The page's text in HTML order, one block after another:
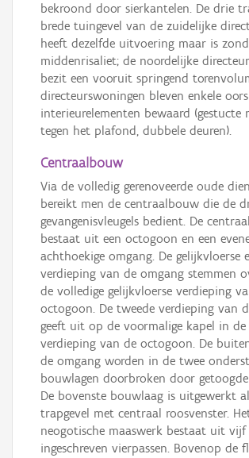
bekroond door sierkantelen. De drie
brede tuingevel van de zuidelijke
heeft dezelfde uitvoering maar is
middenrisaliet; de noordelijke
bezit een vooruit springend
directeurswoningen bleven enkele
interieurelementen bewaard (gestucte
tegen het plafond, dubbele deuren).
Centraalbouw
Via de volledig gerenoveerde oude
bereikt men de centraalbouw die de
gevangenisvleugels bedient. De
bestaat uit een octogoon en een
achthoekige omgang. De gelijkvloerse
verdieping van de omgang stemmen
de volledige gelijkvloerse verdieping
octogoon. De tweede verdieping van
geeft uit op de voormalige kapel in de
verdieping van de octogoon. De
de omgang worden in de twee
bouwlagen doorbroken door
De bovenste bouwlaag is uitgewerkt
trapgevel met centraal roosvenster.
neogotische maaswerk bestaat uit
ingeschreven vierpassen. Bovenop de